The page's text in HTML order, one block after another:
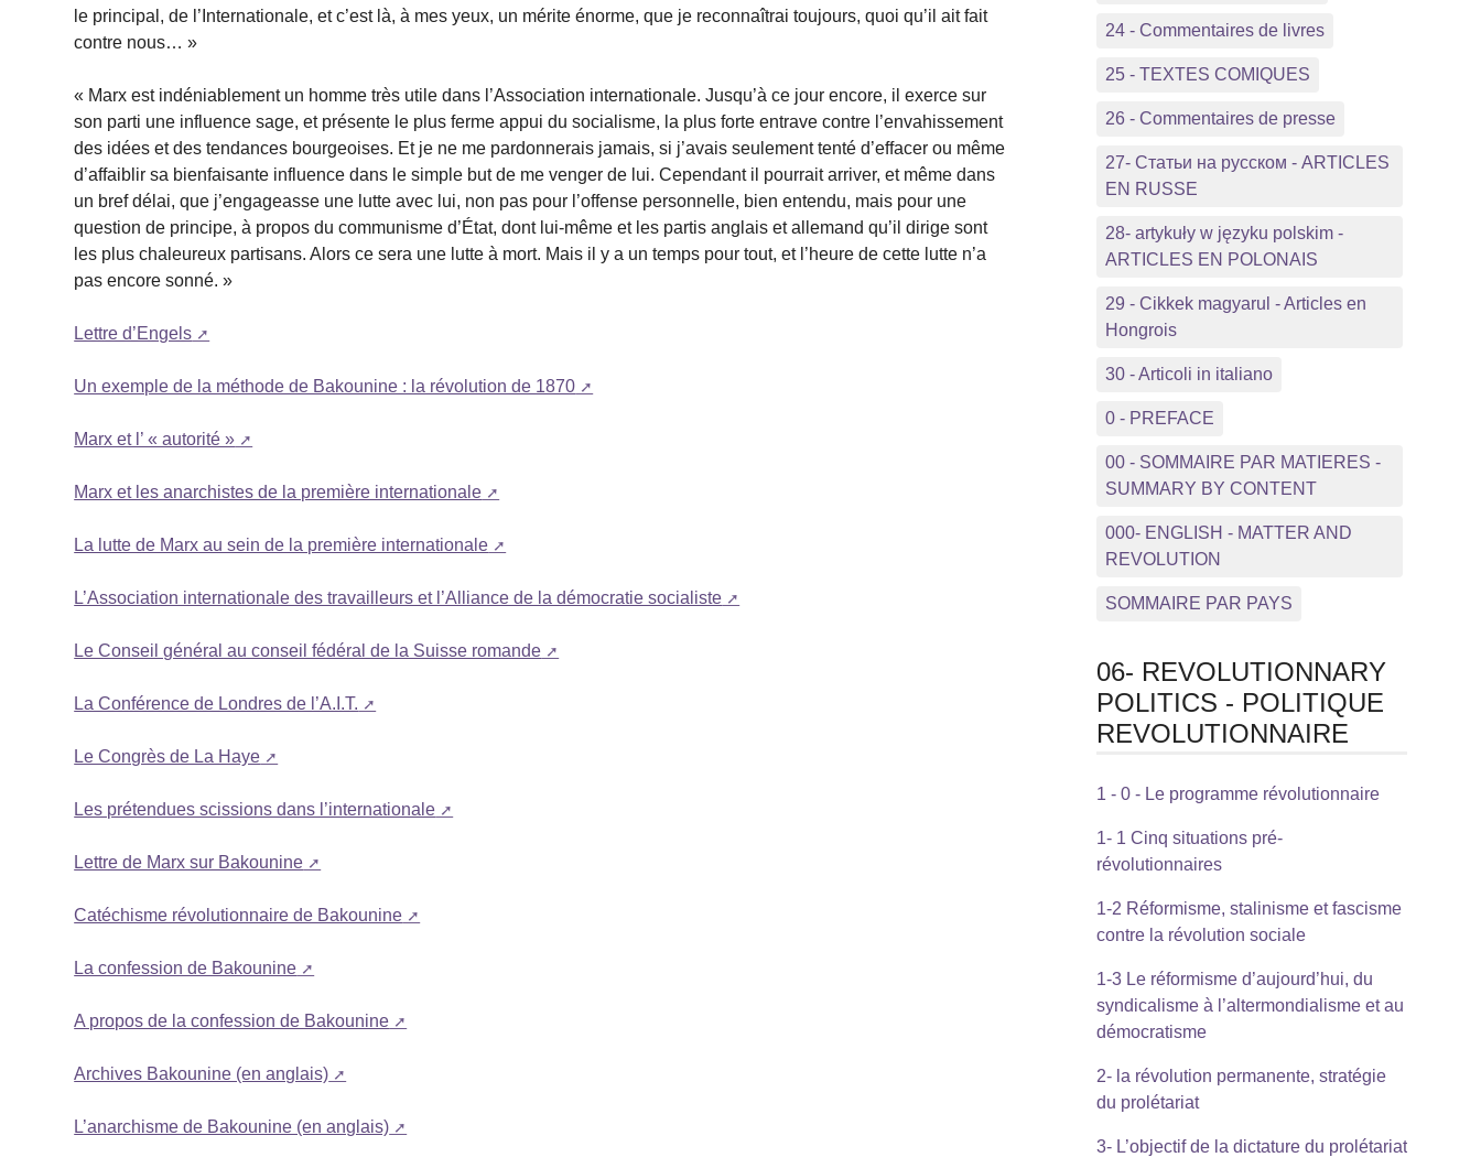
le principal, de l’Internationale, et c’est là, à mes yeux, un mérite énorme, que je reconnaîtrai toujours, quoi qu’il ait fait
contre nous… »
« Marx est indéniablement un homme très utile dans l’Association internationale. Jusqu’à ce jour encore, il exerce sur
son parti une influence sage, et présente le plus ferme appui du socialisme, la plus forte entrave contre l’envahissement
des idées et des tendances bourgeoises. Et je ne me pardonnerais jamais, si j’avais seulement tenté d’effacer ou même
d’affaiblir sa bienfaisante influence dans le simple but de me venger de lui. Cependant il pourrait arriver, et même dans
un bref délai, que j’engageasse une lutte avec lui, non pas pour l’offense personnelle, bien entendu, mais pour une
question de principe, à propos du communisme d’État, dont lui-même et les partis anglais et allemand qu’il dirige sont
les plus chaleureux partisans. Alors ce sera une lutte à mort. Mais il y a un temps pour tout, et l’heure de cette lutte n’a
pas encore sonné. »
Lettre d’Engels
Un exemple de la méthode de Bakounine : la révolution de 1870
Marx et l’ « autorité »
Marx et les anarchistes de la première internationale
La lutte de Marx au sein de la première internationale
L’Association internationale des travailleurs et l’Alliance de la démocratie socialiste
Le Conseil général au conseil fédéral de la Suisse romande
La Conférence de Londres de l’A.I.T.
Le Congrès de La Haye
Les prétendues scissions dans l’internationale
Lettre de Marx sur Bakounine
Catéchisme révolutionnaire de Bakounine
La confession de Bakounine
A propos de la confession de Bakounine
Archives Bakounine (en anglais)
L’anarchisme de Bakounine (en anglais)
24 - Commentaires de livres
25 - TEXTES COMIQUES
26 - Commentaires de presse
27- Статьи на русском - ARTICLES
EN RUSSE
28- artykuły w języku polskim -
ARTICLES EN POLONAIS
29 - Cikkek magyarul - Articles en
Hongrois
30 - Articoli in italiano
0 - PREFACE
00 - SOMMAIRE PAR MATIERES -
SUMMARY BY CONTENT
000- ENGLISH - MATTER AND
REVOLUTION
SOMMAIRE PAR PAYS
06- REVOLUTIONNARY
POLITICS - POLITIQUE
REVOLUTIONNAIRE
1 - 0 - Le programme révolutionnaire
1- 1 Cinq situations pré-
révolutionnaires
1-2 Réformisme, stalinisme et fascisme
contre la révolution sociale
1-3 Le réformisme d’aujourd’hui, du
syndicalisme à l’altermondialisme et au
démocratisme
2- la révolution permanente, stratégie
du prolétariat
3- L’objectif de la dictature du prolétariat